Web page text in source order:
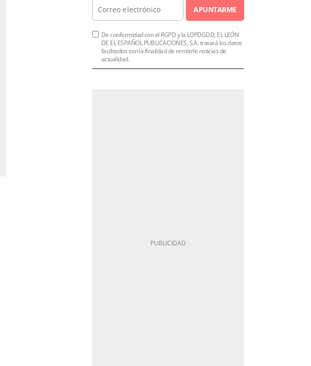
APUNTARME
De conformidad con el RGPD y la LOPDGDD, EL LEÓN
DE EL ESPAÑOL PUBLICACIONES, S.A. tratará los datos
facilitados con la finalidad de remitirle noticias de
actualidad.